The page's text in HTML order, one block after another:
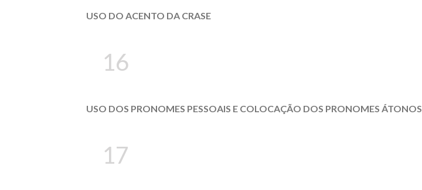
USO DO ACENTO DA CRASE
16
USO DOS PRONOMES PESSOAIS E COLOCAÇÃO DOS PRONOMES ÁTONOS
17